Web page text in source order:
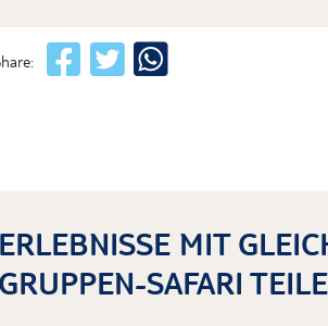
ERLEBNISSE MIT
GRUPPEN-SAFARI